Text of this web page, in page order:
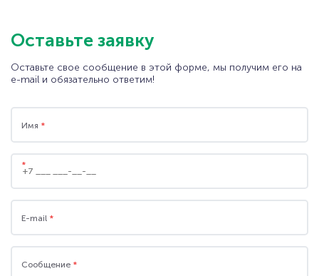
Оставьте заявку
Оставьте свое сообщение в этой форме, мы получим его на
e-mail и обязательно ответим!
Имя *
*
E-mail *
Сообщение *